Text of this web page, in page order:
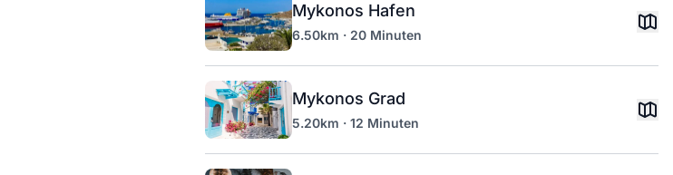
Mykonos Hafen
6.50km · 20 Minuten
Mykonos Grad
5.20km · 12 Minuten